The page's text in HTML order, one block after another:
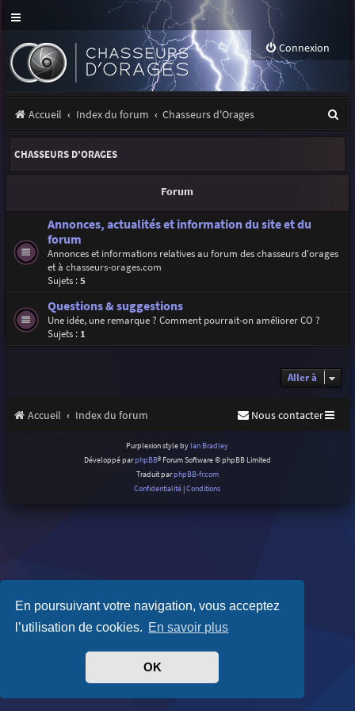
En poursuivant votre navigation, vous acceptez
l’utilisation de cookies. En savoir plus
OK
Connexion
Accueil Index du forum Chasseurs d'Orages
e
e
CHASSEURS D'ORAGES
Forum
Annonces, actualités et information du site et du
forum
Annonces et informations relatives au forum des chasseurs d'orages
et à chasseurs-orages.com
Sujets :5
Questions & suggestions
Une idée, une remarque ? Comment pourrait-on améliorer CO ?
Sujets : 1
Aller à
Accueil Index du forum Nous contacter
Purplexion style by Ian Bradley
Développé parphpBB® Forum Software © phpBB Limited
Traduit parphpBB-fr.com
Confidentialité |Conditions